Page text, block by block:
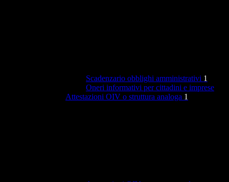
Scadenzario obblighi amministrativi 1
Oneri informativi per cittadini e imprese
Attestazioni OIV o struttura analoga 1